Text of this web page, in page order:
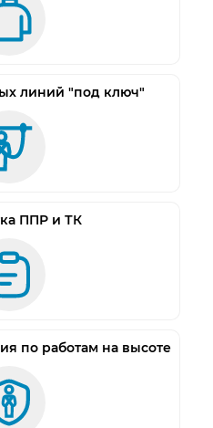
линий "под ключ"
ППР и ТК
по работам на высоте